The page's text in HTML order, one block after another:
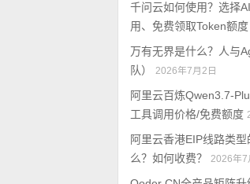
千问云如何使用？选择
用、免费领取Token额度
万有无界是什么？人与
队）
2026年7月2日
阿里云百炼Qwen3.7-
工具调用价格/免费额度
阿里云香港EIP线路类
么？如何收费？
2026年7